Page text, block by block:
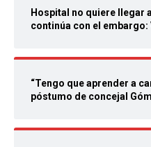
Hospital no quiere llegar
continúa con el embargo:
“Tengo que aprender a
póstumo de concejal